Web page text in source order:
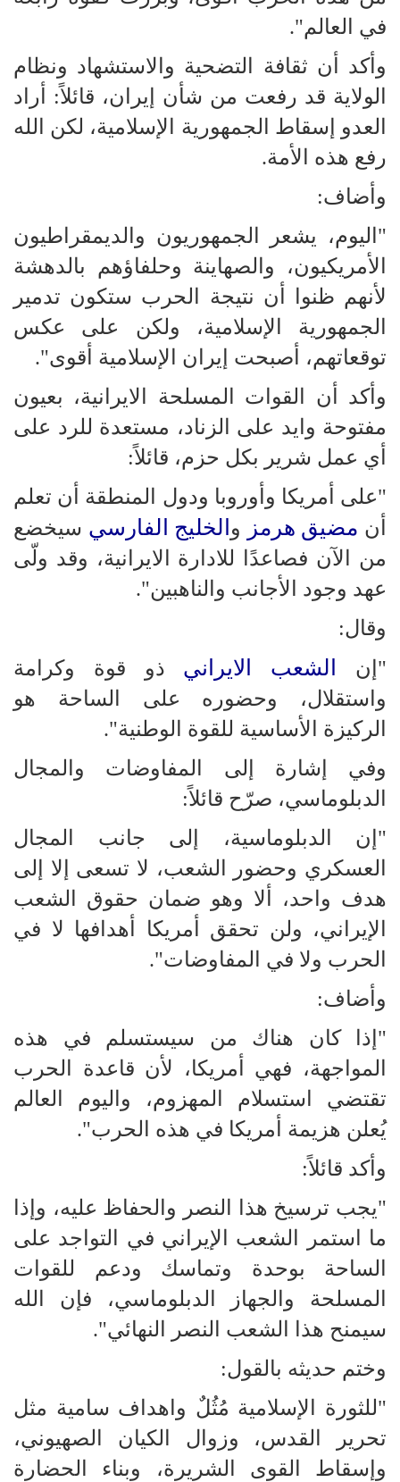
في العالم".
وأكد أن ثقافة التضحية والاستشهاد ونظام
الولاية قد رفعت من شأن إيران، قائلاً: أراد
العدو إسقاط الجمهورية الإسلامية، لكن الله
رفع هذه الأمة.
وأضاف:
"اليوم، يشعر الجمهوريون والديمقراطيون
الأمريكيون، والصهاينة وحلفاؤهم بالدهشة
لأنهم ظنوا أن نتيجة الحرب ستكون تدمير
الجمهورية الإسلامية، ولكن على عكس
توقعاتهم، أصبحت إيران الإسلامية أقوى".
وأكد أن القوات المسلحة الايرانية، بعيون
مفتوحة وايد على الزناد، مستعدة للرد على
أي عمل شرير بكل حزم، قائلاً:
"على أمريكا وأوروبا ودول المنطقة أن تعلم
أن مضيق هرمز و الخليج الفارسي سيخضع
من الآن فصاعدًا للادارة الايرانية، وقد ولّى
عهد وجود الأجانب والناهبين".
وقال:
"إن الشعب الايراني ذو قوة وكرامة
واستقلال، وحضوره على الساحة هو
الركيزة الأساسية للقوة الوطنية".
وفي إشارة إلى المفاوضات والمجال
الدبلوماسي، صرّح قائلاً:
"إن الدبلوماسية، إلى جانب المجال
العسكري وحضور الشعب، لا تسعى إلا إلى
هدف واحد، ألا وهو ضمان حقوق الشعب
الإيراني، ولن تحقق أمريكا أهدافها لا في
الحرب ولا في المفاوضات".
وأضاف:
"إذا كان هناك من سيستسلم في هذه
المواجهة، فهي أمريكا، لأن قاعدة الحرب
تقتضي استسلام المهزوم، واليوم العالم
يُعلن هزيمة أمريكا في هذه الحرب".
وأكد قائلاً:
"يجب ترسيخ هذا النصر والحفاظ عليه، وإذا
ما استمر الشعب الإيراني في التواجد على
الساحة بوحدة وتماسك ودعم للقوات
المسلحة والجهاز الدبلوماسي، فإن الله
سيمنح هذا الشعب النصر النهائي".
وختم حديثه بالقول:
"للثورة الإسلامية مُثُلٌ واهداف سامية مثل
تحرير القدس، وزوال الكيان الصهيوني،
وإسقاط القوى الشريرة، وبناء الحضارة